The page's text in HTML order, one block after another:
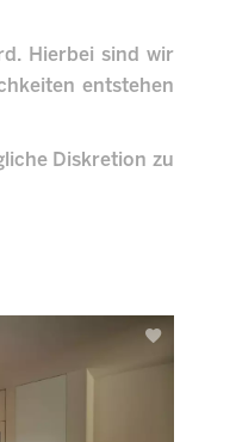
Hierbei sind wir
entstehen
Diskretion zu